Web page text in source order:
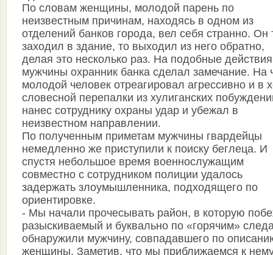
По словам женщины, молодой парень по
неизвестным причинам, находясь в одном из
отделений банков города, вел себя странно. Он
заходил в здание, то выходил из него обратно,
делая это несколько раз. На подобные действия
мужчины охранник банка сделал замечание. На
молодой человек отреагировал агрессивно и в
словесной перепалки из хулиганских
нанес сотруднику охраны удар и убежал в
неизвестном направлении.
По полученным приметам мужчины гвардейцы
немедленно же приступили к поиску беглеца. И
спустя небольшое время военнослужащим
совместно с сотрудником полиции удалось
задержать злоумышленника, подходящего по
ориентировке.
- Мы начали прочесывать район, в которую
разыскиваемый и буквально по «горячим»
обнаружили мужчину, совпадавшего по
женщины. Заметив, что мы приближаемся к